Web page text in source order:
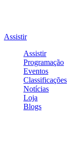
Assistir
Assistir
Programação
Eventos
Classificações
Notícias
Loja
Blogs